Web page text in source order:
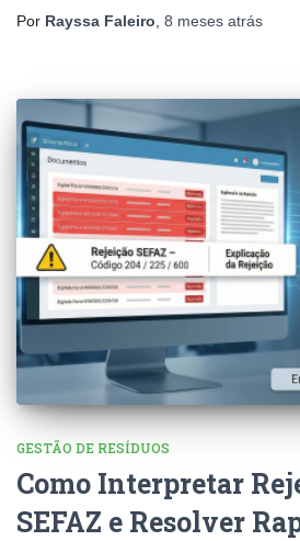
Por Rayssa Faleiro, 8 meses atrás
GESTÃO DE RESÍDUOS
Como Interpretar
SEFAZ e Resolver